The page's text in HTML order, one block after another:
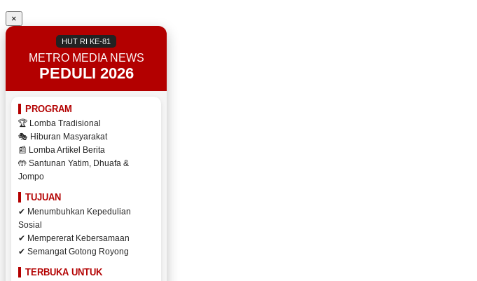
×
HUT RI KE-81
METRO MEDIA NEWS
PEDULI 2026
PROGRAM
🏆 Lomba Tradisional
🎭 Hiburan Masyarakat
📰 Lomba Artikel Berita
🤲 Santunan Yatim, Dhuafa &
Jompo
TUJUAN
✔ Menumbuhkan Kepedulian
Sosial
✔ Mempererat Kebersamaan
✔ Semangat Gotong Royong
TERBUKA UNTUK